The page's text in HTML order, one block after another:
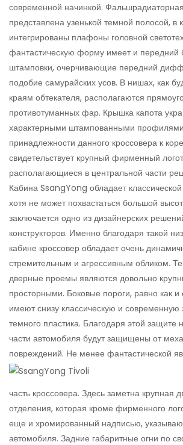
современной начинкой.
представлена узенькой темной полосой, в
интегрированы плафоны головной
фантастическую форму имеет и передний
штамповки, очерчивающие передний
подобие самурайских усов. В нишах, как
краям обтекателя, располагаются
противотуманных фар. Крышка капота
характерными штампованными
принадлежности данного кроссовера к
свидетельствует крупный фирменный
располагающиеся в центральной части
Кабина SsangYong обладает
хотя не может похвастаться большой
заключается одно из дизайнерских
конструкторов. Именно благодаря такой
кабине кроссовер обладает очень
стремительным и агрессивным обликом.
дверные проемы являются довольно
просторными. Боковые пороги, равно как
имеют снизу классическую и современную
темного пластика. Благодаря этой защите
части автомобиля будут защищены от
повреждений. Не менее фантастической
часть кроссовера. Здесь заметна крупная
отделения, которая кроме фирменного
еще и хромированный надписью,
автомобиля. Задние габаритные огни по